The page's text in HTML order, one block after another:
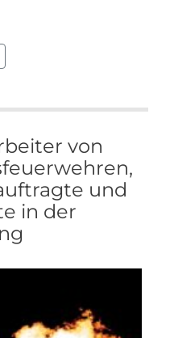
von
und
in der